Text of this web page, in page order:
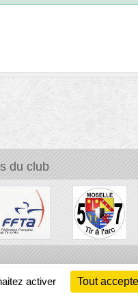
du club
activer Tout